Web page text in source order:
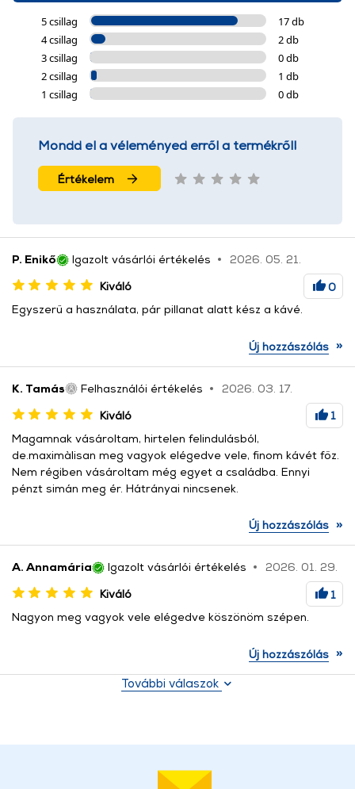
5 csillag
17 db
4 csillag
2 db
3 csillag
0 db
2 csillag
1 db
1 csillag
0 db
Mondd el a véleményed erről a termékről!
Értékelem
P. Enikő Igazolt vásárlói értékelés
2026. 05. 21.
Kiváló
0
Egyszerű a használata, pár pillanat alatt kész a kávé.
Új hozzászólás »
K. Tamás Felhasználói értékelés
2026. 03. 17.
Kiváló
1
Magamnak vásároltam, hirtelen felindulásból,
de.maximàlisan meg vagyok elégedve vele, finom kávét főz.
Nem régiben vásároltam még egyet a családba. Ennyi
pénzt simán meg ér. Hátrányai nincsenek.
Új hozzászólás »
A. Annamária Igazolt vásárlói értékelés
2026. 01. 29.
Kiváló
1
Nagyon meg vagyok vele elégedve köszönöm szépen.
Új hozzászólás »
További válaszok